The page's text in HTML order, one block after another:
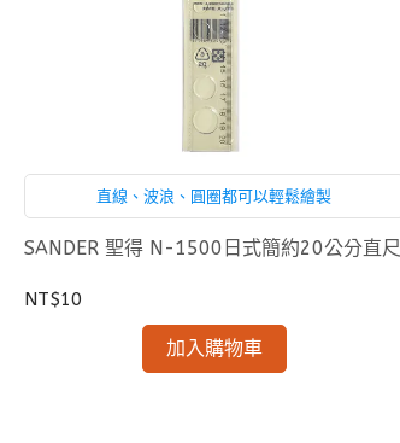
直線、波浪、圓圈都可以輕鬆繪製
SANDER 聖得 N-1500日式簡約20公分直尺
NT$10
加入購物車